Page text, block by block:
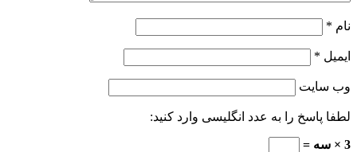
نام *
ایمیل *
وب‌ سایت
لطفا پاسخ را به عدد انگلیسی وارد کنید:
3 × سه =